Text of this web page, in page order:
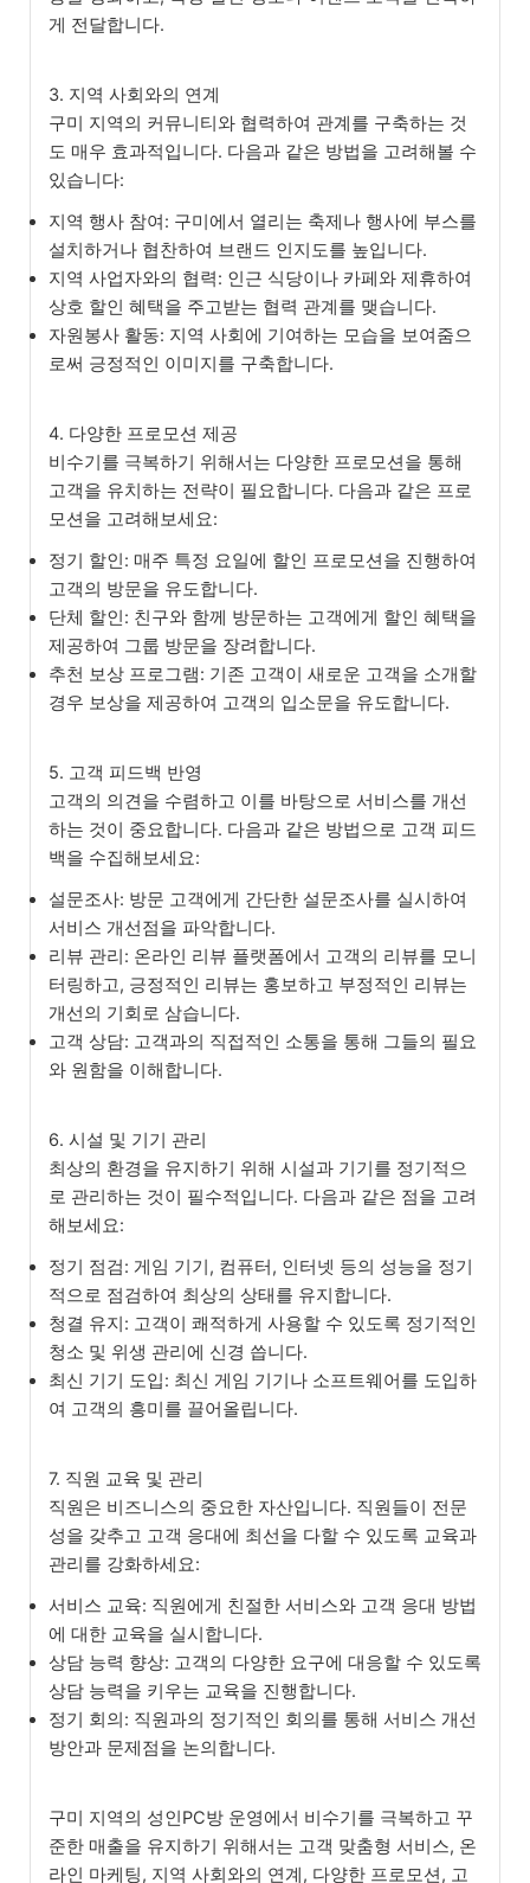
게 전달합니다.
3. 지역 사회와의 연계
구미 지역의 커뮤니티와 협력하여 관계를 구축하는 것
도 매우 효과적입니다. 다음과 같은 방법을 고려해볼 수
있습니다:
지역 행사 참여: 구미에서 열리는 축제나 행사에 부스를
설치하거나 협찬하여 브랜드 인지도를 높입니다.
지역 사업자와의 협력: 인근 식당이나 카페와 제휴하여
상호 할인 혜택을 주고받는 협력 관계를 맺습니다.
자원봉사 활동: 지역 사회에 기여하는 모습을 보여줌으
로써 긍정적인 이미지를 구축합니다.
4. 다양한 프로모션 제공
비수기를 극복하기 위해서는 다양한 프로모션을 통해
고객을 유치하는 전략이 필요합니다. 다음과 같은 프로
모션을 고려해보세요:
정기 할인: 매주 특정 요일에 할인 프로모션을 진행하여
고객의 방문을 유도합니다.
단체 할인: 친구와 함께 방문하는 고객에게 할인 혜택을
제공하여 그룹 방문을 장려합니다.
추천 보상 프로그램: 기존 고객이 새로운 고객을 소개할
경우 보상을 제공하여 고객의 입소문을 유도합니다.
5. 고객 피드백 반영
고객의 의견을 수렴하고 이를 바탕으로 서비스를 개선
하는 것이 중요합니다. 다음과 같은 방법으로 고객 피드
백을 수집해보세요:
설문조사: 방문 고객에게 간단한 설문조사를 실시하여
서비스 개선점을 파악합니다.
리뷰 관리: 온라인 리뷰 플랫폼에서 고객의 리뷰를 모니
터링하고, 긍정적인 리뷰는 홍보하고 부정적인 리뷰는
개선의 기회로 삼습니다.
고객 상담: 고객과의 직접적인 소통을 통해 그들의 필요
와 원함을 이해합니다.
6. 시설 및 기기 관리
최상의 환경을 유지하기 위해 시설과 기기를 정기적으
로 관리하는 것이 필수적입니다. 다음과 같은 점을 고려
해보세요:
정기 점검: 게임 기기, 컴퓨터, 인터넷 등의 성능을 정기
적으로 점검하여 최상의 상태를 유지합니다.
청결 유지: 고객이 쾌적하게 사용할 수 있도록 정기적인
청소 및 위생 관리에 신경 씁니다.
최신 기기 도입: 최신 게임 기기나 소프트웨어를 도입하
여 고객의 흥미를 끌어올립니다.
7. 직원 교육 및 관리
직원은 비즈니스의 중요한 자산입니다. 직원들이 전문
성을 갖추고 고객 응대에 최선을 다할 수 있도록 교육과
관리를 강화하세요:
서비스 교육: 직원에게 친절한 서비스와 고객 응대 방법
에 대한 교육을 실시합니다.
상담 능력 향상: 고객의 다양한 요구에 대응할 수 있도록
상담 능력을 키우는 교육을 진행합니다.
정기 회의: 직원과의 정기적인 회의를 통해 서비스 개선
방안과 문제점을 논의합니다.
구미 지역의 성인PC방 운영에서 비수기를 극복하고 꾸
준한 매출을 유지하기 위해서는 고객 맞춤형 서비스, 온
라인 마케팅, 지역 사회와의 연계, 다양한 프로모션, 고